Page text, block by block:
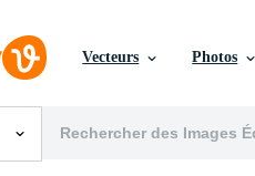
Vecteurs Photos